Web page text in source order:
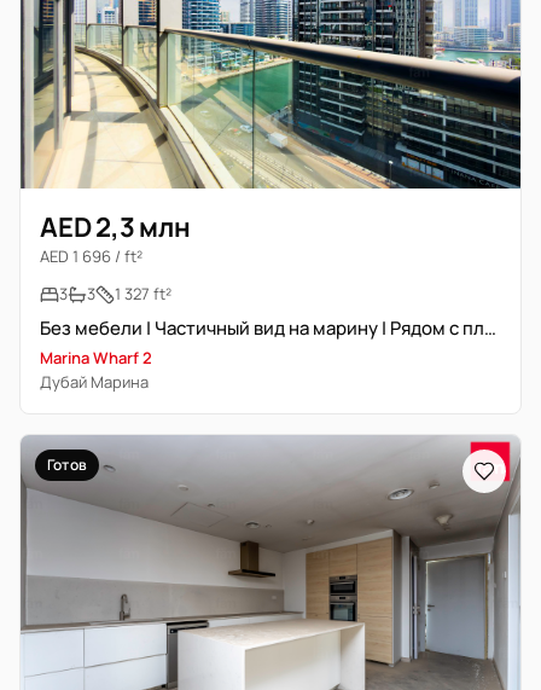
AED 2,3 млн
AED 1 696 / ft²
3
3 1 327 ft²
Без мебели | Частичный вид на марину | Рядом с пляжем
Marina Wharf 2
Дубай Марина
Готов